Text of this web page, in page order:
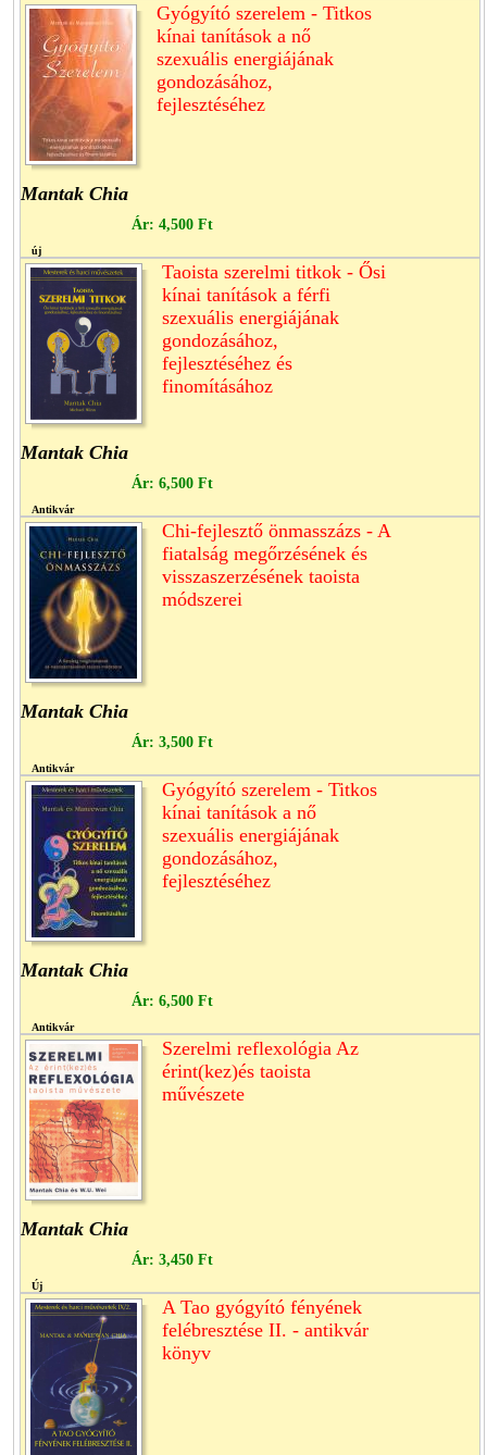
Gyógyító szerelem - Titkos
kínai tanítások a nő
szexuális energiájának
gondozásához,
fejlesztéséhez
Mantak Chia
Ár: 4,500 Ft
új
Taoista szerelmi titkok - Ősi
kínai tanítások a férfi
szexuális energiájának
gondozásához,
fejlesztéséhez és
finomításához
Mantak Chia
Ár: 6,500 Ft
Antikvár
Chi-fejlesztő önmasszázs - A
fiatalság megőrzésének és
visszaszerzésének taoista
módszerei
Mantak Chia
Ár: 3,500 Ft
Antikvár
Gyógyító szerelem - Titkos
kínai tanítások a nő
szexuális energiájának
gondozásához,
fejlesztéséhez
Mantak Chia
Ár: 6,500 Ft
Antikvár
Szerelmi reflexológia Az
érint(kez)és taoista
művészete
Mantak Chia
Ár: 3,450 Ft
Új
A Tao gyógyító fényének
felébresztése II. - antikvár
könyv